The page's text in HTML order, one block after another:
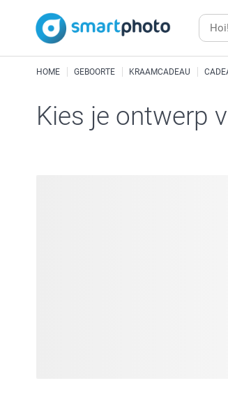
HOME GEBOORTE KRAAMCADEAU
Kies je ontwerp